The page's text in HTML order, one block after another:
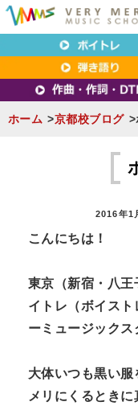
東京（新宿・八
「本気」になれ
MUSIC
東京（新宿・八王子）・横
VERY MERRY MUSIC
ホーム 京都校ブログ
P
S
O
2016年1
こんにちは！
東京（新宿・八
イトレ（ボイスト
ーミュージックス
大体いつも黒い服
メリにくるときに